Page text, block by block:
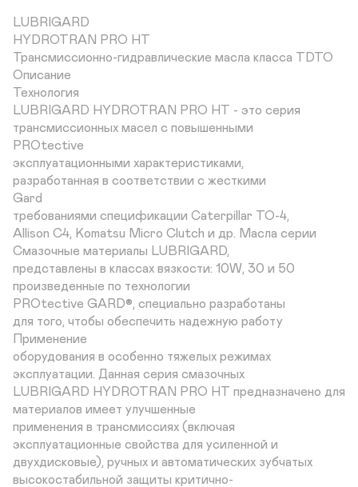
LUBRIGARD
HYDROTRAN PRO HT
Трансмиссионно-гидравлические масла класса TDTO
Описание
Технология
LUBRIGARD HYDROTRAN PRO HT - это серия
трансмиссионных масел с повышенными
PROtective
эксплуатационными характеристиками,
разработанная в соответствии с жесткими
Gard
требованиями спецификации Caterpillar TO-4,
Allison C4, Komatsu Micro Clutch и др. Масла серии
Смазочные материалы LUBRIGARD,
представлены в классах вязкости: 10W, 30 и 50
произведенные по технологии
PROtective GARD®, специально разработаны
для того, чтобы обеспечить надежную работу
Применение
оборудования в особенно тяжелых режимах
эксплуатации. Данная серия смазочных
LUBRIGARD HYDROTRAN PRO HT предназначено для
материалов имеет улучшенные
применения в трансмиссиях (включая
эксплуатационные свойства для усиленной и
двухдисковые), ручных и автоматических зубчатых
высокостабильной защиты критично-